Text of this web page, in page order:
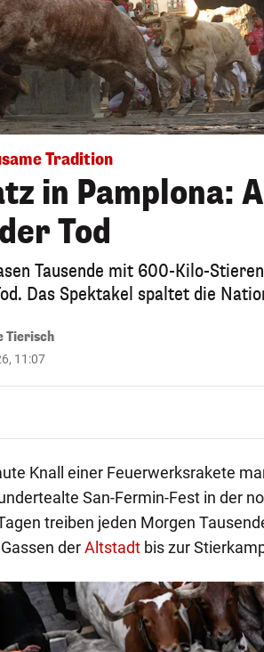
Tradition
in Pamplona:
Tod
Tausende mit 600-Kilo-
Das Spektakel spaltet die
Tierisch
11:07
Knall einer Feuerwerksrakete
San-Fermin-Fest in der
treiben jeden Morgen
derAltstadtbis zur